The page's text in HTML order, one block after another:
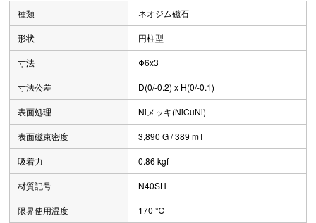
種類 ネオジム磁石
形状 円柱型
寸法 Φ6x3
寸法公差 D(0/-0.2) x H(0/-0.1)
表面処理 Niメッキ(NiCuNi)
表面磁束密度 3,890 G / 389 mT
吸着力 0.86 kgf
材質記号 N40SH
限界使用温度 170 ℃